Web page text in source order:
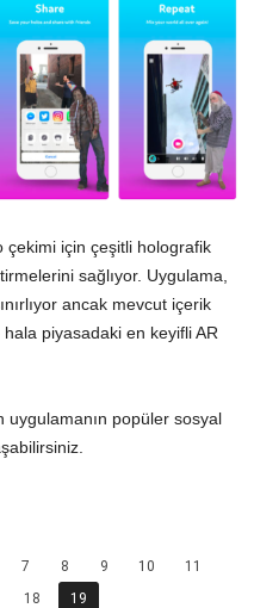
çekimi için çeşitli holografik
sağlıyor. Uygulama,
ancak mevcut içerik
piyasadaki en keyifli AR
uygulamanın popüler sosyal
7 8 9 10
11
18 19